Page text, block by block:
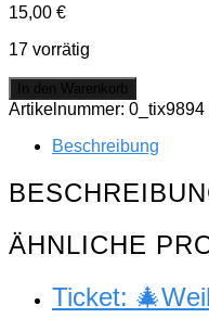
15,00 €
17 vorrätig
Ticket:
Sturmfrei
Kids
Ferien
vor
19.
In den Warenkorb
Artikelnummer: 0_tix9894
Beschreibung
ÄHNLICHE
Ticket: